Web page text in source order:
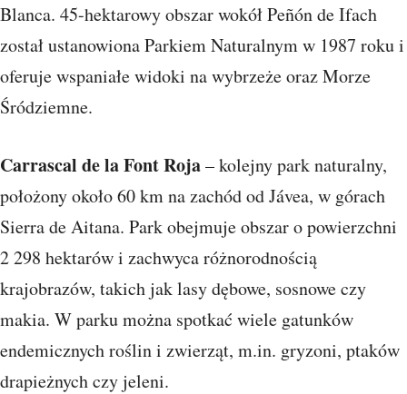
Blanca. 45-hektarowy obszar wokół Peñón de Ifach
został ustanowiona Parkiem Naturalnym w 1987 roku i
oferuje wspaniałe widoki na wybrzeże oraz Morze
Śródziemne.
Carrascal de la Font Roja– kolejny park naturalny,
położony około 60 km na zachód od Jávea, w górach
Sierra de Aitana. Park obejmuje obszar o powierzchni
2 298 hektarów i zachwyca różnorodnością
krajobrazów, takich jak lasy dębowe, sosnowe czy
makia. W parku można spotkać wiele gatunków
endemicznych roślin i zwierząt, m.in. gryzoni, ptaków
drapieżnych czy jeleni.